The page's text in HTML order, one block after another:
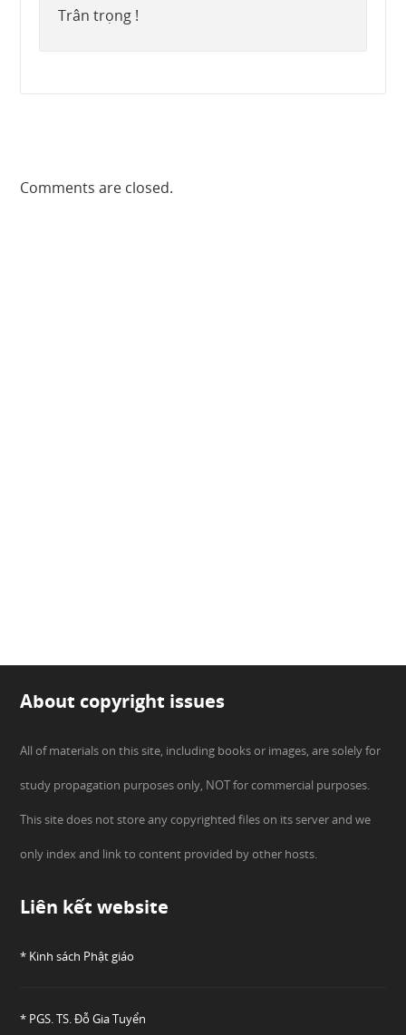
Trân trọng !
Comments are closed.
About copyright issues
All of materials on this site, including books or images, are solely for
study propagation purposes only, NOT for commercial purposes.
This site does not store any copyrighted files on its server and we
only index and link to content provided by other hosts.
Liên kết website
* Kinh sách Phật giáo
* PGS. TS. Đỗ Gia Tuyển